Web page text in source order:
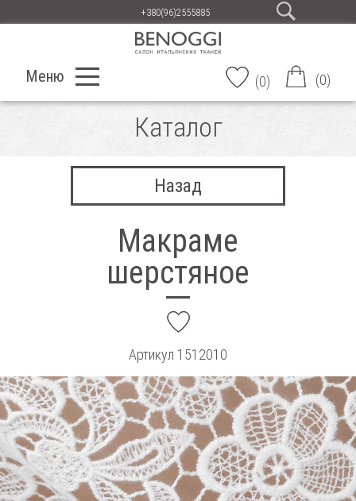
+380(96)2555885
Меню (0) (0)
Каталог
Назад
Макраме
шерстяное
Артикул 1512010